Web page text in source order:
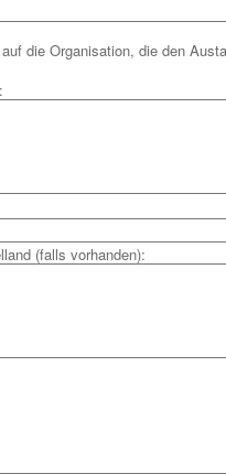
die Organisation, die den
(falls vorhanden):